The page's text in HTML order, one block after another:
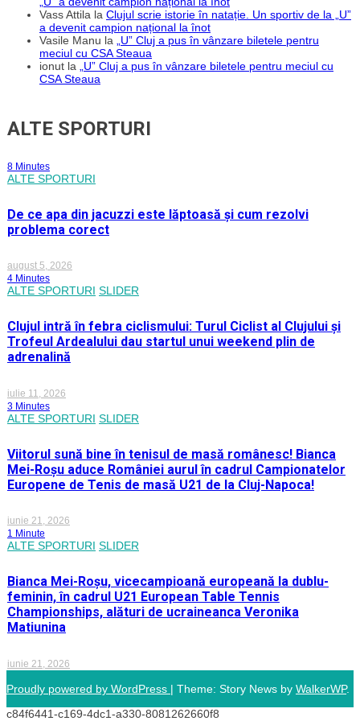
Vass Attila la Clujul scrie istorie în natație. Un sportiv de la „U”
a devenit campion național la înot
Vasile Manu la
„U” Cluj a pus în vânzare biletele pentru
meciul cu CSA Steaua
ionut la
„U” Cluj a pus în vânzare biletele pentru meciul cu
CSA Steaua
ALTE SPORTURI
8 Minutes
ALTE SPORTURI
De ce apa din jacuzzi este lăptoasă și cum rezolvi
problema corect
august 5, 2026
4 Minutes
ALTE SPORTURI SLIDER
Clujul intră în febra ciclismului: Turul Ciclist al Clujului și
Trofeul Ardealului dau startul unui weekend plin de
adrenalină
iulie 11, 2026
3 Minutes
ALTE SPORTURI SLIDER
Viitorul sună bine în tenisul de masă românesc! Bianca
Mei-Roșu aduce României aurul în cadrul Campionatelor
Europene de Tenis de masă U21 de la Cluj-Napoca!
iunie 21, 2026
1 Minute
ALTE SPORTURI SLIDER
Bianca Mei-Roșu, vicecampioană europeană la dublu-
feminin, în cadrul U21 European Table Tennis
Championships, alături de ucraineanca Veronika
Matiunina
iunie 21, 2026
Proudly powered by WordPress | Theme: Story News by WalkerWP.
c84f6441-c169-4dc1-a330-8081262660f8